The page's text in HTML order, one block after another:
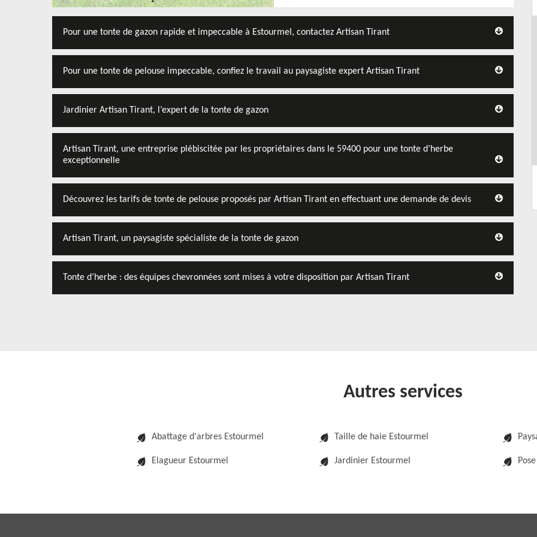
Pour une tonte de gazon rapide et impeccable à Estourmel, contactez Artisan Tirant
Pour une tonte de pelouse impeccable, confiez le travail au paysagiste expert Artisan Tirant
Jardinier Artisan Tirant, l’expert de la tonte de gazon
Artisan Tirant, une entreprise plébiscitée par les propriétaires dans le 59400 pour une tonte d’herbe
exceptionnelle
Découvrez les tarifs de tonte de pelouse proposés par Artisan Tirant en effectuant une demande de devis
Artisan Tirant, un paysagiste spécialiste de la tonte de gazon
Tonte d’herbe : des équipes chevronnées sont mises à votre disposition par Artisan Tirant
Autres services
Abattage d'arbres Estourmel
Elagueur Estourmel
Taille de haie Estourmel
Jardinier Estourmel